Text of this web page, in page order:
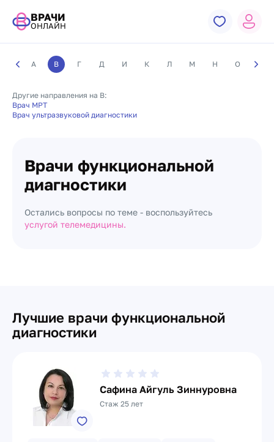
ВРАЧИ
ОНЛАЙН
А В Г Д И К Л М Н О П
Другие направления на В:
Врач МРТ
Врач ультразвуковой диагностики
Врачи функциональной
диагностики
Остались вопросы по теме - воспользуйтесь
услугой телемедицины.
Лучшие врачи функциональной
диагностики
Сафина Айгуль Зиннуровна
Стаж 25 лет